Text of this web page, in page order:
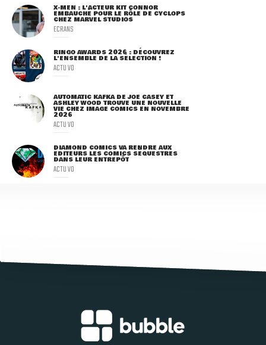
X-MEN : L'ACTEUR KIT CONNOR
EMBAUCHÉ POUR LE RÔLE DE CYCLOPS
CHEZ MARVEL STUDIOS
ECRANS
RINGO AWARDS 2026 : DÉCOUVREZ
L'ENSEMBLE DE LA SÉLECTION !
ACTU VO
AUTOMATIC KAFKA DE JOE CASEY ET
ASHLEY WOOD TROUVE UNE NOUVELLE
VIE CHEZ IMAGE COMICS EN NOVEMBRE
2026
ACTU VO
DIAMOND COMICS VA RENDRE AUX
ÉDITEURS LES COMICS SÉQUESTRÉS
DANS LEUR ENTREPÔT
ACTU VO